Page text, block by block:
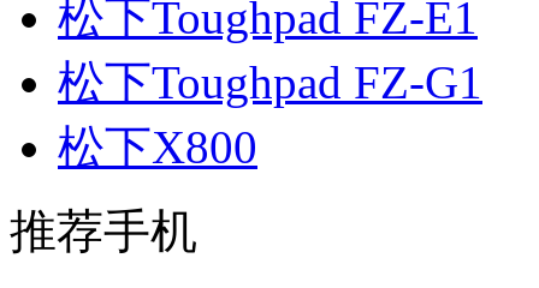
松下Toughpad FZ-E1
松下Toughpad FZ-G1
松下X800
推荐手机